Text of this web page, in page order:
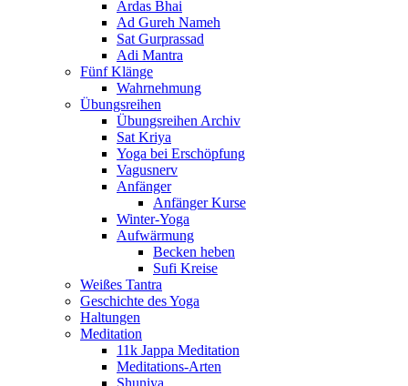
Ardas Bhai
Ad Gureh Nameh
Sat Gurprassad
Adi Mantra
Fünf Klänge
Wahrnehmung
Übungsreihen
Übungsreihen Archiv
Sat Kriya
Yoga bei Erschöpfung
Vagusnerv
Anfänger
Anfänger Kurse
Winter-Yoga
Aufwärmung
Becken heben
Sufi Kreise
Weißes Tantra
Geschichte des Yoga
Haltungen
Meditation
11k Jappa Meditation
Meditations-Arten
Shuniya